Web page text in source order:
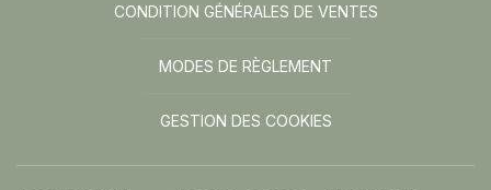
CONDITION GÉNÉRALES DE VENTES
MODES DE RÈGLEMENT
GESTION DES COOKIES